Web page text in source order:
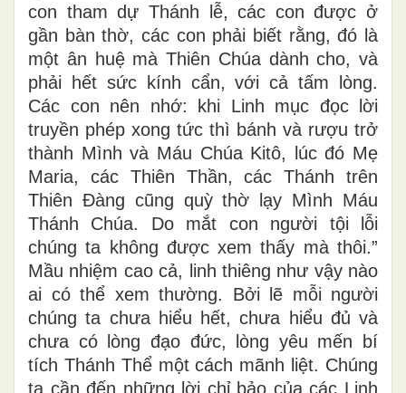
con tham dự Thánh lễ, các con được ở
gần bàn thờ, các con phải biết rằng, đó là
một ân huệ mà Thiên Chúa dành cho, và
phải hết sức kính cẩn, với cả tấm lòng.
Các con nên nhớ: khi Linh mục đọc lời
truyền phép xong tức thì bánh và rượu trở
thành Mình và Máu Chúa Kitô, lúc đó Mẹ
Maria, các Thiên Thần, các Thánh trên
Thiên Đàng cũng quỳ thờ lạy Mình Máu
Thánh Chúa. Do mắt con người tội lỗi
chúng ta không được xem thấy mà thôi.”
Mầu nhiệm cao cả, linh thiêng như vậy nào
ai có thể xem thường. Bởi lẽ mỗi người
chúng ta chưa hiểu hết, chưa hiểu đủ và
chưa có lòng đạo đức, lòng yêu mến bí
tích Thánh Thể một cách mãnh liệt. Chúng
ta cần đến những lời chỉ bảo của các Linh